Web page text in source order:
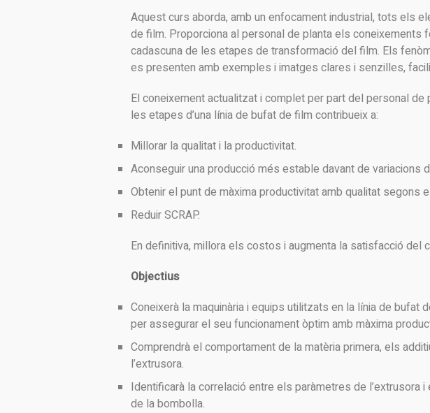
Aquest curs aborda, amb un enfocament industrial, tots els
de film. Proporciona al personal de planta els coneixements
cadascuna de les etapes de transformació del film. Els
es presenten amb exemples i imatges clares i senzilles,
El coneixement actualitzat i complet per part del personal
les etapes d’una línia de bufat de film contribueix a:
Millorar la qualitat i la productivitat.
Aconseguir una producció més estable davant de variacions
Obtenir el punt de màxima productivitat amb qualitat segons
Reduir SCRAP.
En definitiva, millora els costos i augmenta la satisfacció del
Objectius
Coneixerà la maquinària i equips utilitzats en la línia de
per assegurar el seu funcionament òptim amb màxima
Comprendrà el comportament de la matèria primera, els
l’extrusora.
Identificarà la correlació entre els paràmetres de l’extrusora
de la bombolla.